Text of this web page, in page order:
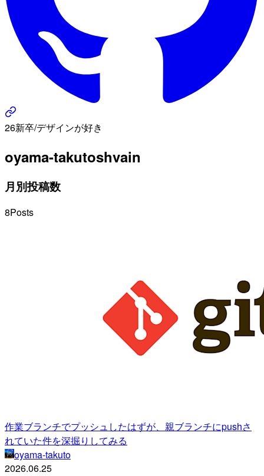
26新卒/デザインが好き
oyama-takutoshvain
月別投稿数
8Posts
作業ブランチでプッシュしたはずが、親ブランチにpushさ
れていた件を深掘りしてみる
oyama-takuto
2026.06.25